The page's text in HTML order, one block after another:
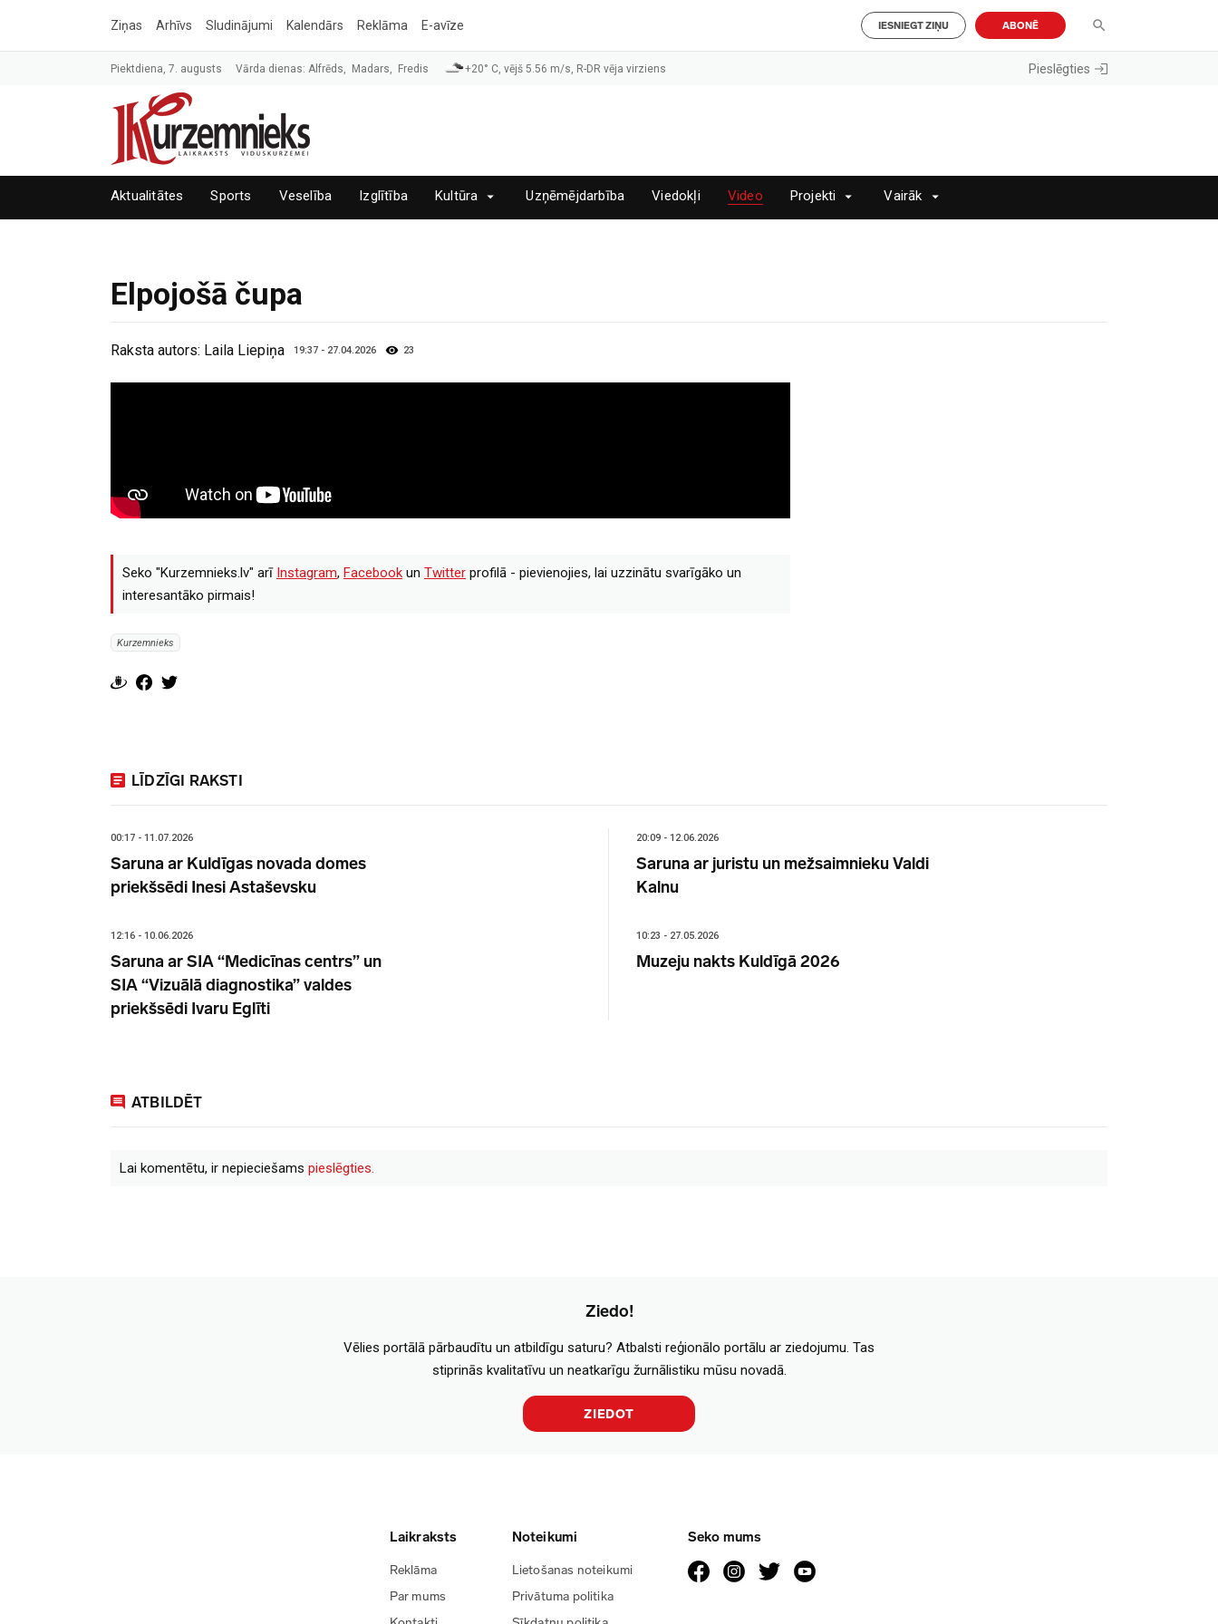
Ziņas Arhīvs Sludinājumi Kalendārs Reklāma E-avīze IESNIEGT ZIŅU ABONĒ
Piektdiena, 7. augusts Vārda dienas: Alfrēds, Madars, Fredis +20° C, vējš 5.56 m/s, R-DR vēja virziens Pieslēgties
Aktualitātes Sports Veselība Izglītība Kultūra Uzņēmējdarbība Viedokļi Video Projekti Vairāk
Elpojošā čupa
Raksta autors: Laila Liepiņa 19:37 - 27.04.2026 23
Seko "Kurzemnieks.lv" arī Instagram, Facebook un Twitter profilā - pievienojies, lai uzzinātu svarīgāko un
interesantāko pirmais!
Kurzemnieks
LĪDZĪGI RAKSTI
00:17 - 11.07.2026
Saruna ar Kuldīgas novada domes
priekšsēdi Inesi Astaševsku
20:09 - 12.06.2026
Saruna ar juristu un mežsaimnieku Valdi
Kalnu
12:16 - 10.06.2026
Saruna ar SIA “Medicīnas centrs” un
SIA “Vizuālā diagnostika” valdes
priekšsēdi Ivaru Eglīti
10:23 - 27.05.2026
Muzeju nakts Kuldīgā 2026
ATBILDĒT
Lai komentētu, ir nepieciešams pieslēgties.
Ziedo!
Vēlies portālā pārbaudītu un atbildīgu saturu? Atbalsti reģionālo portālu ar ziedojumu. Tas
stiprinās kvalitatīvu un neatkarīgu žurnālistiku mūsu novadā.
ZIEDOT
Laikraksts
Reklāma
Par mums
Noteikumi
Lietošanas noteikumi
Privātuma politika
Seko mums